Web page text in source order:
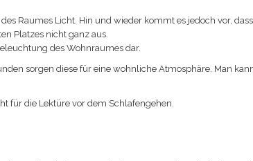
Raumes Licht. Hin und wieder kommt es jedoch vor,
Platzes nicht ganz aus.
des Wohnraumes dar.
sorgen diese für eine wohnliche Atmosphäre. Man
für die Lektüre vor dem Schlafengehen.